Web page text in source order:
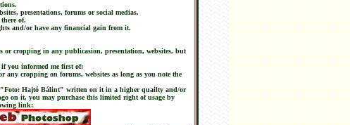
presentations, forums or social medias.
of.
and/or have any financial gain from it.
or cropping in any publicasion, presentation, websites, but
you informed me first of:
any cropping on forums, websites as long as you note the
Hajtó Bálint" written on it in a higher quailty and/or
on it, you may purchase this limited right of usage by
link: